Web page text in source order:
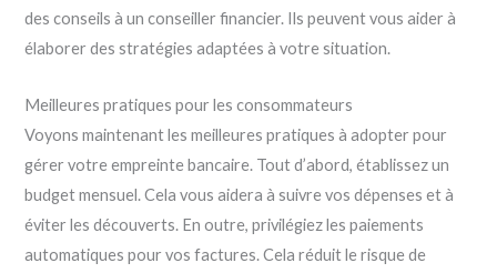
des conseils à un conseiller financier. Ils peuvent vous aider à
élaborer des stratégies adaptées à votre situation.
Meilleures pratiques pour les consommateurs
Voyons maintenant les meilleures pratiques à adopter pour
gérer votre empreinte bancaire. Tout d’abord, établissez un
budget mensuel. Cela vous aidera à suivre vos dépenses et à
éviter les découverts. En outre, privilégiez les paiements
automatiques pour vos factures. Cela réduit le risque de